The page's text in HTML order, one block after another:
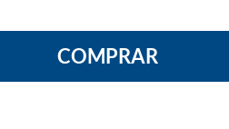
COMPRAR